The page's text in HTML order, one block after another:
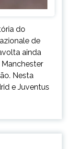
do
de
ainda
Nesta
e Juventus